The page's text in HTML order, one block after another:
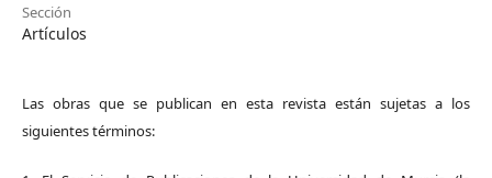
Sección
Artículos
Las obras que se publican en esta revista están sujetas a los
siguientes términos: